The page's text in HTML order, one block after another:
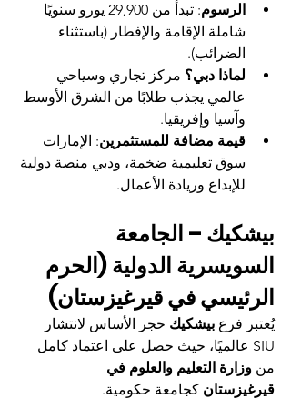
الرسوم
: تبدأ من 29,900 يورو سنويًا
شاملة الإقامة والإفطار (باستثناء
الضرائب).
لماذا دبي؟ مركز تجاري وسياحي
عالمي يجذب طلابًا من الشرق الأوسط
وآسيا وإفريقيا.
قيمة مضافة للمستثمرين: الإمارات
سوق تعليمية ضخمة، ودبي منصة دولية
للإبداع وريادة الأعمال.
بيشكيك – الجامعة
السويسرية الدولية (الحرم
الرئيسي في قيرغيزستان)
يُعتبر فرع بيشكيك حجر الأساس لانتشار
SIU عالميًا، حيث حصل على اعتماد كامل
من وزارة التعليم والعلوم في
قيرغيزستان كجامعة حكومية.